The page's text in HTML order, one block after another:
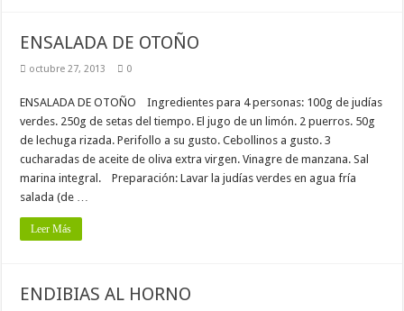
ENSALADA DE OTOÑO
octubre 27, 2013 0
ENSALADA DE OTOÑO Ingredientes para 4 personas: 100g de judías
verdes. 250g de setas del tiempo. El jugo de un limón. 2 puerros. 50g
de lechuga rizada. Perifollo a su gusto. Cebollinos a gusto. 3
cucharadas de aceite de oliva extra virgen. Vinagre de manzana. Sal
marina integral. Preparación: Lavar la judías verdes en agua fría
salada (de …
Leer Más
ENDIBIAS AL HORNO